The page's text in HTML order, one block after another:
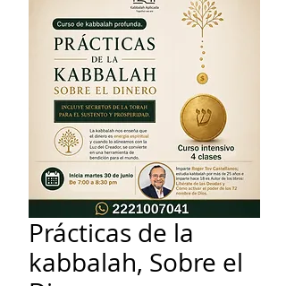
Prácticas de la
kabbalah, Sobre el